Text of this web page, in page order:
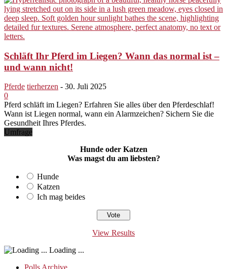
Schläft Ihr Pferd im Liegen? Wann das normal ist –
und wann nicht!
Pferde tierherzen - 30. Juli 2025
0
Pferd schläft im Liegen? Erfahren Sie alles über den Pferdeschlaf!
Wann ist Liegen normal, wann ein Alarmzeichen? Sichern Sie die
Gesundheit Ihres Pferdes.
Umfrage
Hunde oder Katzen
Was magst du am liebsten?
Hunde
Katzen
Ich mag beides
View Results
Loading ...